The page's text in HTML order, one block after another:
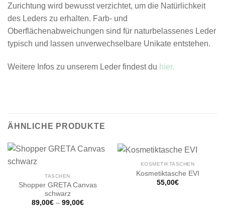
Zurichtung wird bewusst verzichtet, um die Natürlichkeit
des Leders zu erhalten. Farb- und
Oberflächenabweichungen sind für naturbelassenes Leder
typisch und lassen unverwechselbare Unikate entstehen.
Weitere Infos zu unserem Leder findest du hier.
ÄHNLICHE PRODUKTE
TASCHEN
Shopper GRETA Canvas
schwarz
89,00€– 99,00€
KOSMETIKTASCHEN
Kosmetiktasche EVI
55,00€